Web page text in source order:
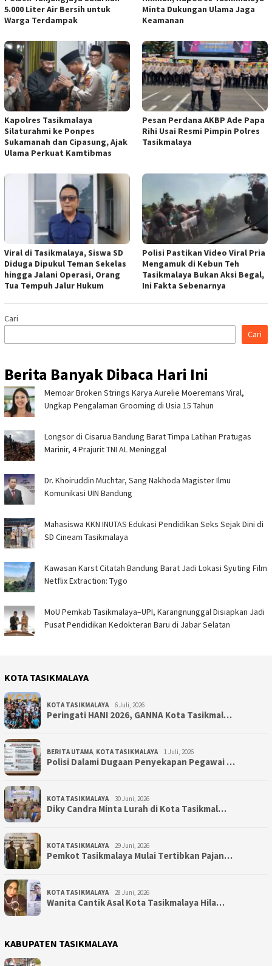
5.000 Liter Air Bersih untuk
Warga Terdampak
Minta Dukungan Ulama Jaga
Keamanan
Kapolres Tasikmalaya
Silaturahmi ke Ponpes
Sukamanah dan Cipasung, Ajak
Ulama Perkuat Kamtibmas
Pesan Perdana AKBP Ade Papa
Rihi Usai Resmi Pimpin Polres
Tasikmalaya
Viral di Tasikmalaya, Siswa SD
Diduga Dipukul Teman Sekelas
hingga Jalani Operasi, Orang
Tua Tempuh Jalur Hukum
Polisi Pastikan Video Viral Pria
Mengamuk di Kebun Teh
Tasikmalaya Bukan Aksi Begal,
Ini Fakta Sebenarnya
Cari
Cari
Berita Banyak Dibaca Hari Ini
Memoar Broken Strings Karya Aurelie Moeremans Viral,
Ungkap Pengalaman Grooming di Usia 15 Tahun
Longsor di Cisarua Bandung Barat Timpa Latihan Pra­tugas
Marinir, 4 Prajurit TNI AL Meninggal
Dr. Khoiruddin Muchtar, Sang Nakhoda Magister Ilmu
Komunikasi UIN Bandung
Mahasiswa KKN INUTAS Edukasi Pendidikan Seks Sejak Dini di
SD Cineam Tasikmalaya
Kawasan Karst Citatah Bandung Barat Jadi Lokasi Syuting Film
Netflix Extraction: Tygo
MoU Pemkab Tasikmalaya–UPI, Karangnunggal Disiapkan Jadi
Pusat Pendidikan Kedokteran Baru di Jabar Selatan
KOTA TASIKMALAYA
KOTA TASIKMALAYA 6 Juli, 2026
Peringati HANI 2026, GANNA Kota Tasikmal…
BERITA UTAMA, KOTA TASIKMALAYA 1 Juli, 2026
Polisi Dalami Dugaan Penyekapan Pegawai …
KOTA TASIKMALAYA 30 Juni, 2026
Diky Candra Minta Lurah di Kota Tasikmal…
KOTA TASIKMALAYA 29 Juni, 2026
Pemkot Tasikmalaya Mulai Tertibkan Pajan…
KOTA TASIKMALAYA 28 Juni, 2026
Wanita Cantik Asal Kota Tasikmalaya Hila…
KABUPATEN TASIKMALAYA